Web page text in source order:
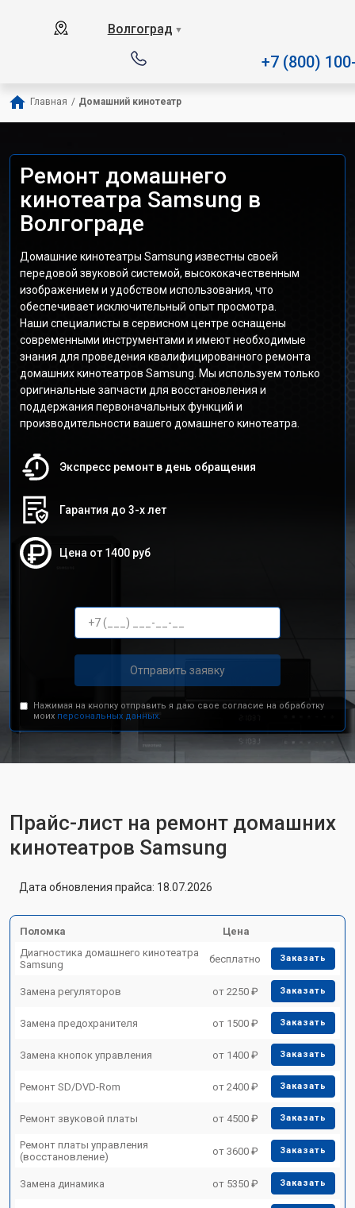
Волгоград ▼
+7 (800)
Главная / Домашний кинотеатр
Ремонт домашнего
кинотеатра Samsung в
Волгограде
Домашние кинотеатры Samsung известны своей
передовой звуковой системой, высококачественным
изображением и удобством использования, что
обеспечивает исключительный опыт просмотра.
Наши специалисты в сервисном центре оснащены
современными инструментами и имеют необходимые
знания для проведения квалифицированного ремонта
домашних кинотеатров Samsung. Мы используем только
оригинальные запчасти для восстановления и
поддержания первоначальных функций и
производительности вашего домашнего кинотеатра.
Экспресс ремонт в день обращения
Гарантия до 3-х лет
Цена от 1400 руб
Отправить заявку
Нажимая на кнопку отправить я даю свое согласие на обработку
моих персональных данных.
Прайс-лист на ремонт домашних
кинотеатров Samsung
Дата обновления прайса: 18.07.2026
Поломка
Цена
Диагностика домашнего кинотеатра
Samsung
бесплатно Заказать
Замена регуляторов от 2250 ₽ Заказать
Замена предохранителя от 1500 ₽ Заказать
Замена кнопок управления от 1400 ₽ Заказать
Ремонт SD/DVD-Rom от 2400 ₽ Заказать
Ремонт звуковой платы от 4500 ₽ Заказать
Ремонт платы управления
(восстановление)
от 3600 ₽ Заказать
Замена динамика от 5350 ₽ Заказать